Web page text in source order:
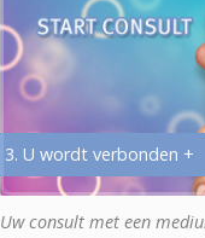
3. U wordt verbonden +
Uw consult met een